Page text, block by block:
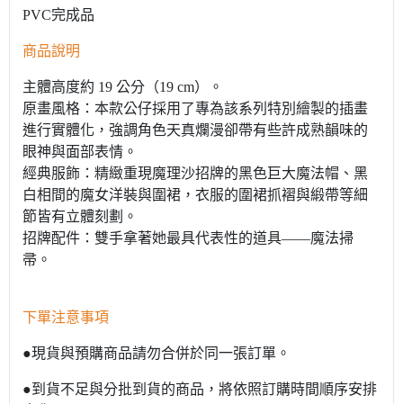
PVC完成品
商品說明
主體高度約 19 公分（19 cm）。
原畫風格：本款公仔採用了專為該系列特別繪製的插畫
進行實體化，強調角色天真爛漫卻帶有些許成熟韻味的
眼神與面部表情。
經典服飾：精緻重現魔理沙招牌的黑色巨大魔法帽、黑
白相間的魔女洋裝與圍裙，衣服的圍裙抓褶與緞帶等細
節皆有立體刻劃。
招牌配件：雙手拿著她最具代表性的道具——魔法掃
帚。
下單注意事項
●現貨與預購商品請勿合併於同一張訂單。
●到貨不足與分批到貨的商品，將依照訂購時間順序安排